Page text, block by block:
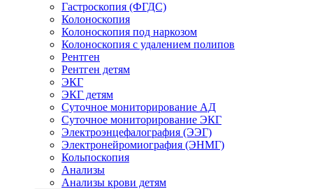
Гастроскопия (ФГДС)
Колоноскопия
Колоноскопия под наркозом
Колоноскопия с удалением полипов
Рентген
Рентген детям
ЭКГ
ЭКГ детям
Суточное мониторирование АД
Суточное мониторирование ЭКГ
Электроэнцефалография (ЭЭГ)
Электронейромиография (ЭНМГ)
Кольпоскопия
Анализы
Анализы крови детям